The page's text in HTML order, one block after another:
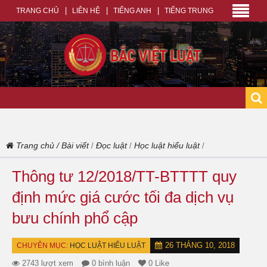
TRANG CHỦ LIÊN HỆ TIẾNG ANH TIẾNG TRUNG
Trang chủ /Bài viết/ Đọc luật/ Học luật hiểu luật/
Thông tư 12/2018/TT-BTTTT quy
định mức giá cước tối đa dịch vụ
bưu chính phổ cập
CHUYÊN MỤC: HỌC LUẬT HIỂU LUẬT
26 THÁNG 10, 2018
2743 lượt xem
0 bình luận 0 Like